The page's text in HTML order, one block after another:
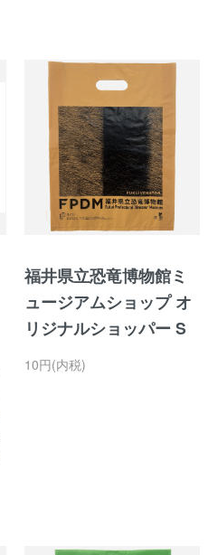
福井県立恐竜博物館ミ
ュージアムショップ オ
リジナルショッパー S
10円(内税)